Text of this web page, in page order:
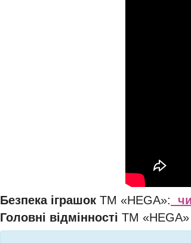
Безпека іграшок ТМ «HEGA»:
Головні відмінності ТМ «HEGA»